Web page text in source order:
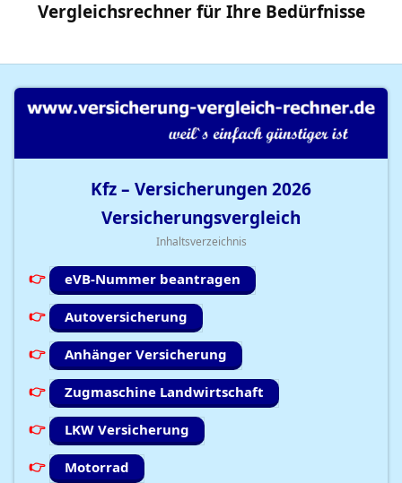
Vergleichsrechnerfür Ihre Bedürfnisse
Kfz – Versicherungen 2026
Versicherungsvergleich
Inhaltsverzeichnis
eVB-Nummer beantragen
Autoversicherung
Anhänger Versicherung
Zugmaschine Landwirtschaft
LKW Versicherung
Motorrad